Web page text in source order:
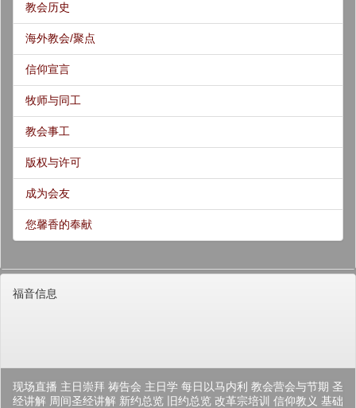
教会历史
海外教会/聚点
信仰宣言
牧师与同工
教会事工
版权与许可
成为会友
您馨香的奉献
福音信息
现场直播 主日崇拜 祷告会 主日学 每日以马内利 教会营会与节期 圣
经讲解 周间圣经讲解 新约总览 旧约总览 改革宗培训 信仰教义 基础